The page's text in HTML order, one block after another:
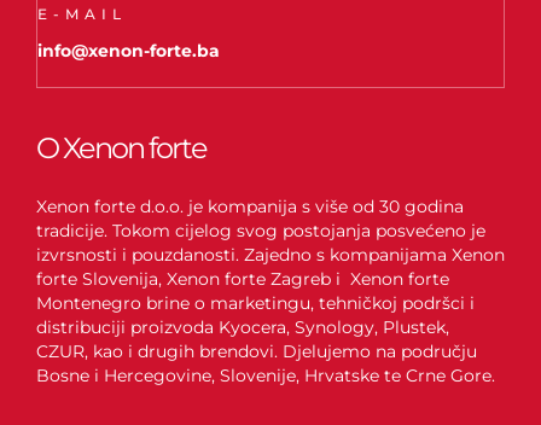
E-MAIL
info@xenon-forte.ba
O Xenon forte
Xenon forte d.o.o. je kompanija s više od 30 godina
tradicije. Tokom cijelog svog postojanja posvećeno je
izvrsnosti i pouzdanosti. Zajedno s kompanijama Xenon
forte Slovenija, Xenon forte Zagreb i Xenon forte
Montenegro brine o marketingu, tehničkoj podršci i
distribuciji proizvoda Kyocera, Synology, Plustek,
CZUR, kao i drugih brendovi. Djelujemo na području
Bosne i Hercegovine, Slovenije, Hrvatske te Crne Gore.